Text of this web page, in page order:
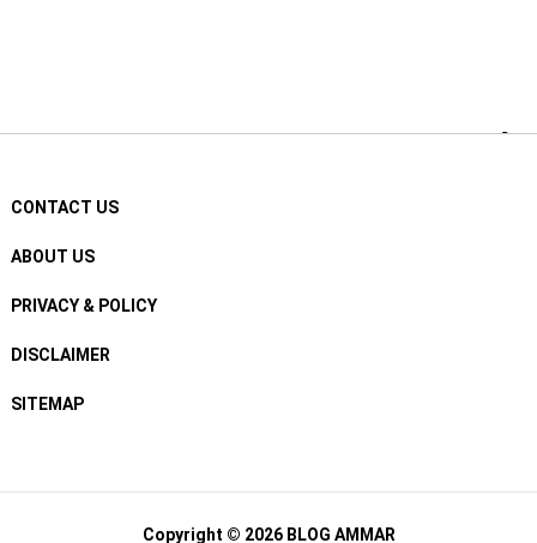
CONTACT US
ABOUT US
PRIVACY & POLICY
DISCLAIMER
SITEMAP
Copyright © 2026 BLOG AMMAR